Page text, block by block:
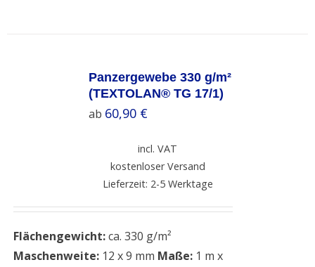
Panzergewebe 330 g/m²
(TEXTOLAN® TG 17/1)
ab 60,90 €
incl. VAT
kostenloser Versand
Lieferzeit: 2-5 Werktage
Flächengewicht:ca. 330 g/m²
Maschenweite:12 x 9 mm Maße:1 m x